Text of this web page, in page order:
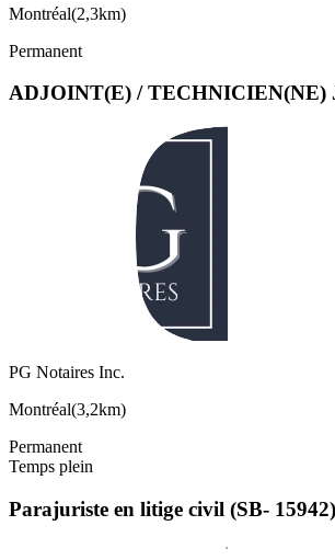
Montréal(2,3km)
Permanent
ADJOINT(E) / TECHNICIEN(NE)
PG Notaires Inc.
Montréal(3,2km)
Permanent
Temps plein
Parajuriste en litige civil (SB- 15942)